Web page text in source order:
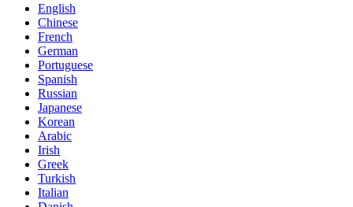
English
Chinese
French
German
Portuguese
Spanish
Russian
Japanese
Korean
Arabic
Irish
Greek
Turkish
Italian